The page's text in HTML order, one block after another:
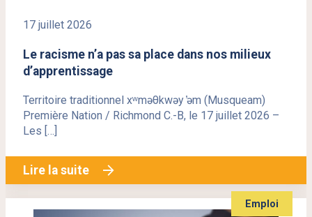
17 juillet 2026
Le racisme n’a pas sa place dans nos milieux
d’apprentissage
Territoire traditionnel xʷməθkwəy ̓əm (Musqueam)
Première Nation / Richmond C.-B, le 17 juillet 2026 –
Les […]
Lire la suite
Emploi